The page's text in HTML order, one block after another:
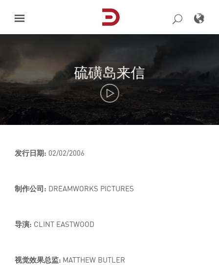
content
硫磺岛来信
发行日期: 02/02/2006
制作公司: DREAMWORKS PICTURES
导演: CLINT EASTWOOD
视觉效果总监: MATTHEW BUTLER